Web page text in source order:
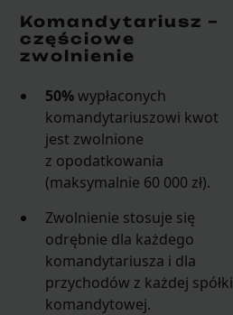
Komandytariusz –
częściowe
zwolnienie
50%wypłaconych
komandytariuszowi kwot
jest zwolnione
z opodatkowania
(maksymalnie 60 000 zł).
Zwolnienie stosuje się
odrębnie dla każdego
komandytariusza i dla
przychodów z każdej spółki
komandytowej.